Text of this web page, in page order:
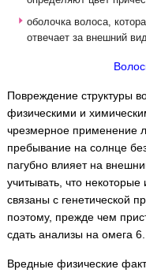
оболочка волоса,
отвечает за внешний
Повреждение структуры
физическими и
чрезмерное применение
пребывание на солнце
пагубно влияет на
учитывать, что
связаны с генетической
поэтому, прежде чем
сдать анализы на омега 6.
Вредные физические